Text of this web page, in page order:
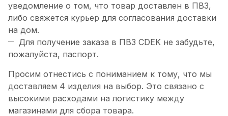
уведомление о том, что товар доставлен в ПВЗ,
либо свяжется курьер для согласования доставки
на дом.
Для получение заказа в ПВЗ CDEK не забудьте,
пожалуйста, паспорт.
Просим отнестись с пониманием к тому, что мы
доставляем 4 изделия на выбор. Это связано с
высокими расходами на логистику между
магазинами для сбора товара.